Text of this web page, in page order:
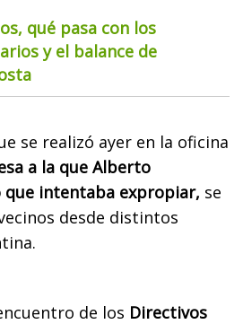
qué pasa con los
y el balance de
se realizó ayer en la oficina
a la que Alberto
que intentaba expropiar, se
desde distintos
de los Directivos